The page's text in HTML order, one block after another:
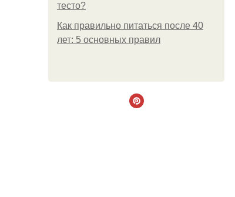
тесто?
Как правильно питаться после 40
лет: 5 основных правил